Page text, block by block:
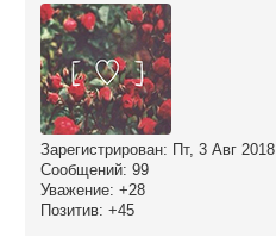
Зарегистрирован: Пт, 3 Авг 2018
Сообщений: 99
Уважение: +28
Позитив: +45